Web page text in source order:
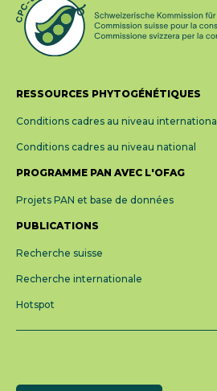
RESSOURCES PHYTOGÉNÉTIQUES
Conditions cadres au niveau international
Conditions cadres au niveau national
PROGRAMME PAN AVEC L'OFAG
Projets PAN et base de données
PUBLICATIONS
Recherche suisse
Recherche internationale
Hotspot